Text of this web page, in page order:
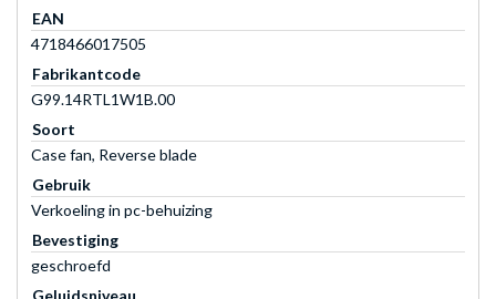
EAN
4718466017505
Fabrikantcode
G99.14RTL1W1B.00
Soort
Case fan, Reverse blade
Gebruik
Verkoeling in pc-behuizing
Bevestiging
geschroefd
Geluidsniveau